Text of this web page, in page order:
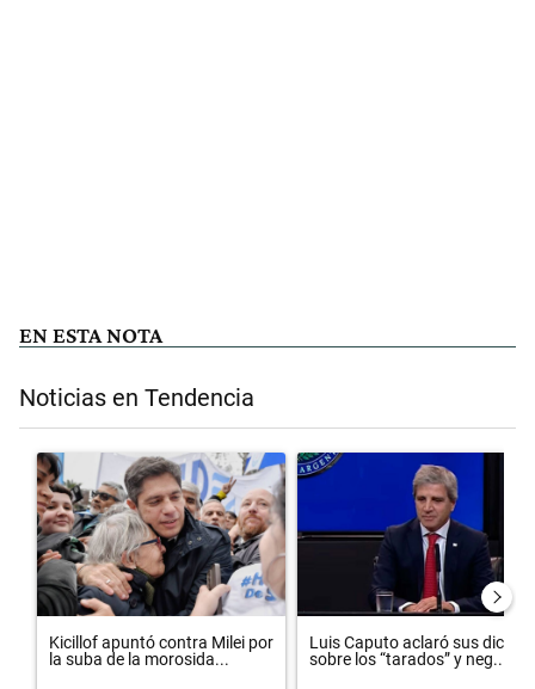
EN ESTA NOTA
Noticias en Tendencia
Un artículo de tendencia con el título "Kicillof apuntó contra Milei
Kicillof apuntó contra Milei por
la suba de la morosida...
Un artículo de tendencia con el
Luis Caputo aclaró sus dichos
sobre los “tarados” y neg...